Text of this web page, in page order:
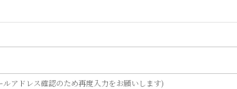
ルアドレス確認のため再度入力をお願いします)